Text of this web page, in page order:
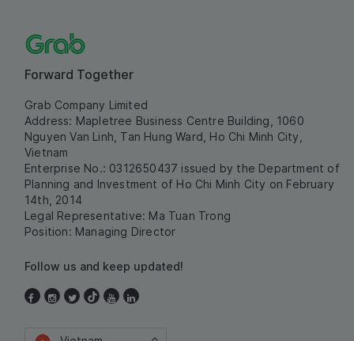
Forward Together
Grab Company Limited
Address: Mapletree Business Centre Building, 1060
Nguyen Van Linh, Tan Hung Ward, Ho Chi Minh City,
Vietnam
Enterprise No.: 0312650437 issued by the Department of
Planning and Investment of Ho Chi Minh City on February
14th, 2014
Legal Representative: Ma Tuan Trong
Position: Managing Director
Follow us and keep updated!